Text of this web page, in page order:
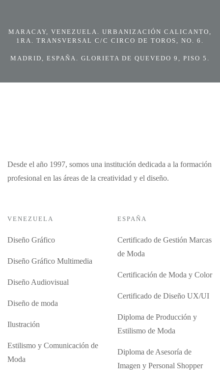
MARACAY, VENEZUELA. URBANIZACIÓN CALICANTO,
1RA. TRANSVERSAL C/C CIRCO DE TOROS, NO. 6.
MADRID, ESPAÑA. GLORIETA DE QUEVEDO 9, PISO 5.
Desde el año 1997, somos una institución dedicada a la formación
profesional en las áreas de la creatividad y el diseño.
VENEZUELA
Diseño Gráfico
Diseño Gráfico Multimedia
Diseño Audiovisual
Diseño de moda
Ilustración
Estilismo y Comunicación de
Moda
ESPAÑA
Certificado de Gestión Marcas
de Moda
Certificación de Moda y Color
Certificado de Diseño UX/UI
Diploma de Producción y
Estilismo de Moda
Diploma de Asesoría de
Imagen y Personal Shopper